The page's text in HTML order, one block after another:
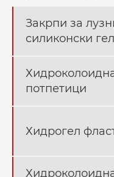
Закрпи за
силиконски гел
потпетици
Хидрогел